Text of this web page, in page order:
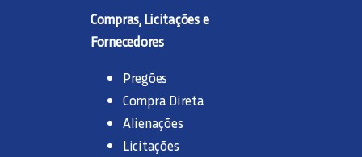
Compras, Licitações e
Fornecedores
Pregões
Compra Direta
Alienações
Licitações